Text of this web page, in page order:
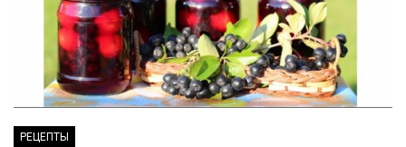
РЕЦЕПТЫ